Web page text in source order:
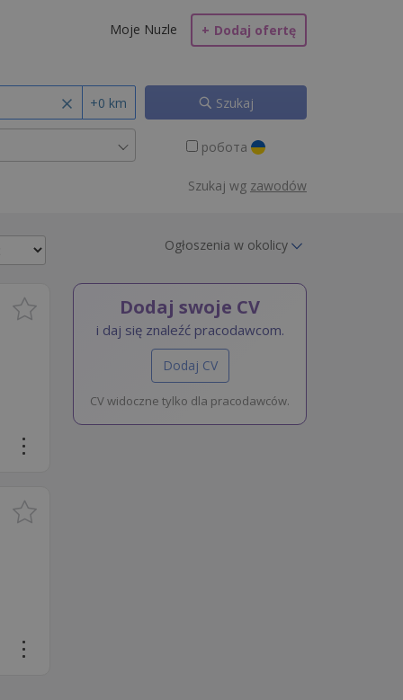
+ Dodaj ofertę
Moje Nuzle
+0 km Szukaj
робота
Szukaj wg zawodów
Ogłoszenia w okolicy
Dodaj swoje CV
i daj się znaleźć pracodawcom.
Dodaj CV
CV widoczne tylko dla pracodawców.